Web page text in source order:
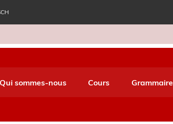
World Italiano
Qui sommes-nous Cours Grammaire